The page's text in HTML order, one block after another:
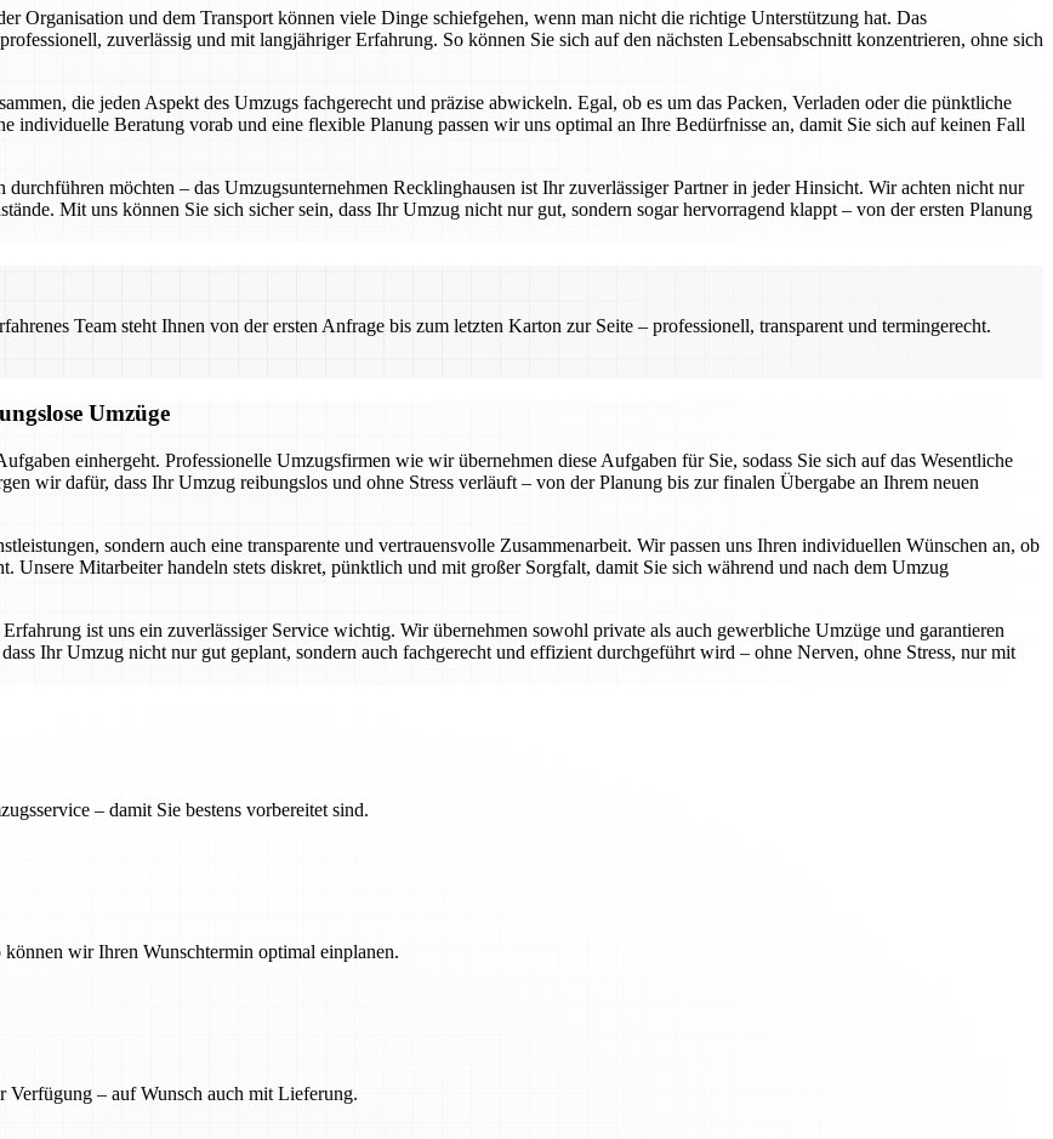
Organisation und dem Transport können viele Dinge schiefgehen, wenn man nicht die richtige Unterstützung hat. Das
zuverlässig und mit langjähriger Erfahrung. So können Sie sich auf den nächsten Lebensabschnitt konzentrieren, ohne sich
die jeden Aspekt des Umzugs fachgerecht und präzise abwickeln. Egal, ob es um das Packen, Verladen oder die pünktliche
individuelle Beratung vorab und eine flexible Planung passen wir uns optimal an Ihre Bedürfnisse an, damit Sie sich auf keinen Fall
möchten – das Umzugsunternehmen Recklinghausen ist Ihr zuverlässiger Partner in jeder Hinsicht. Wir achten nicht nur
Mit uns können Sie sich sicher sein, dass Ihr Umzug nicht nur gut, sondern sogar hervorragend klappt – von der ersten Planung
Team steht Ihnen von der ersten Anfrage bis zum letzten Karton zur Seite – professionell, transparent und termingerecht.
Umzüge
einhergeht. Professionelle Umzugsfirmen wie wir übernehmen diese Aufgaben für Sie, sodass Sie sich auf das Wesentliche
wir dafür, dass Ihr Umzug reibungslos und ohne Stress verläuft – von der Planung bis zur finalen Übergabe an Ihrem neuen
sondern auch eine transparente und vertrauensvolle Zusammenarbeit. Wir passen uns Ihren individuellen Wünschen an, ob
Unsere Mitarbeiter handeln stets diskret, pünktlich und mit großer Sorgfalt, damit Sie sich während und nach dem Umzug
ist uns ein zuverlässiger Service wichtig. Wir übernehmen sowohl private als auch gewerbliche Umzüge und garantieren
Ihr Umzug nicht nur gut geplant, sondern auch fachgerecht und effizient durchgeführt wird – ohne Nerven, ohne Stress, nur mit
– damit Sie bestens vorbereitet sind.
wir Ihren Wunschtermin optimal einplanen.
Verfügung – auf Wunsch auch mit Lieferung.